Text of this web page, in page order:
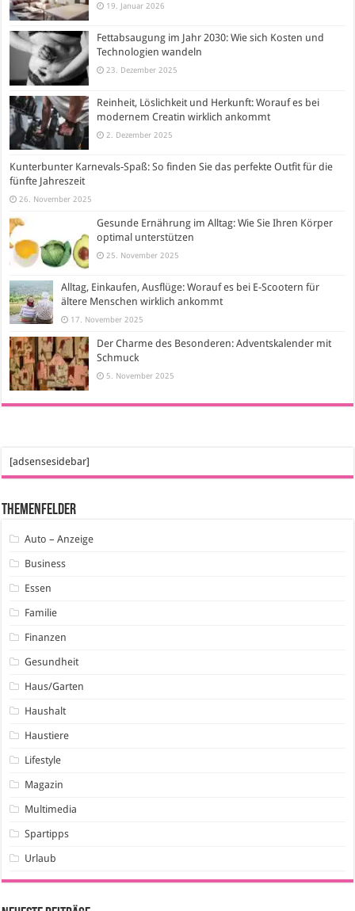
19. Januar 2026
Fettabsaugung im Jahr 2030: Wie sich Kosten und
Technologien wandeln
23. Dezember 2025
Reinheit, Löslichkeit und Herkunft: Worauf es bei
modernem Creatin wirklich ankommt
2. Dezember 2025
Kunterbunter Karnevals-Spaß: So finden Sie das perfekte Outfit für die
fünfte Jahreszeit
26. November 2025
Gesunde Ernährung im Alltag: Wie Sie Ihren Körper
optimal unterstützen
25. November 2025
Alltag, Einkaufen, Ausflüge: Worauf es bei E-Scootern für
ältere Menschen wirklich ankommt
17. November 2025
Der Charme des Besonderen: Adventskalender mit
Schmuck
5. November 2025
[adsensesidebar]
Themenfelder
Auto – Anzeige
Business
Essen
Familie
Finanzen
Gesundheit
Haus/Garten
Haushalt
Haustiere
Lifestyle
Magazin
Multimedia
Spartipps
Urlaub